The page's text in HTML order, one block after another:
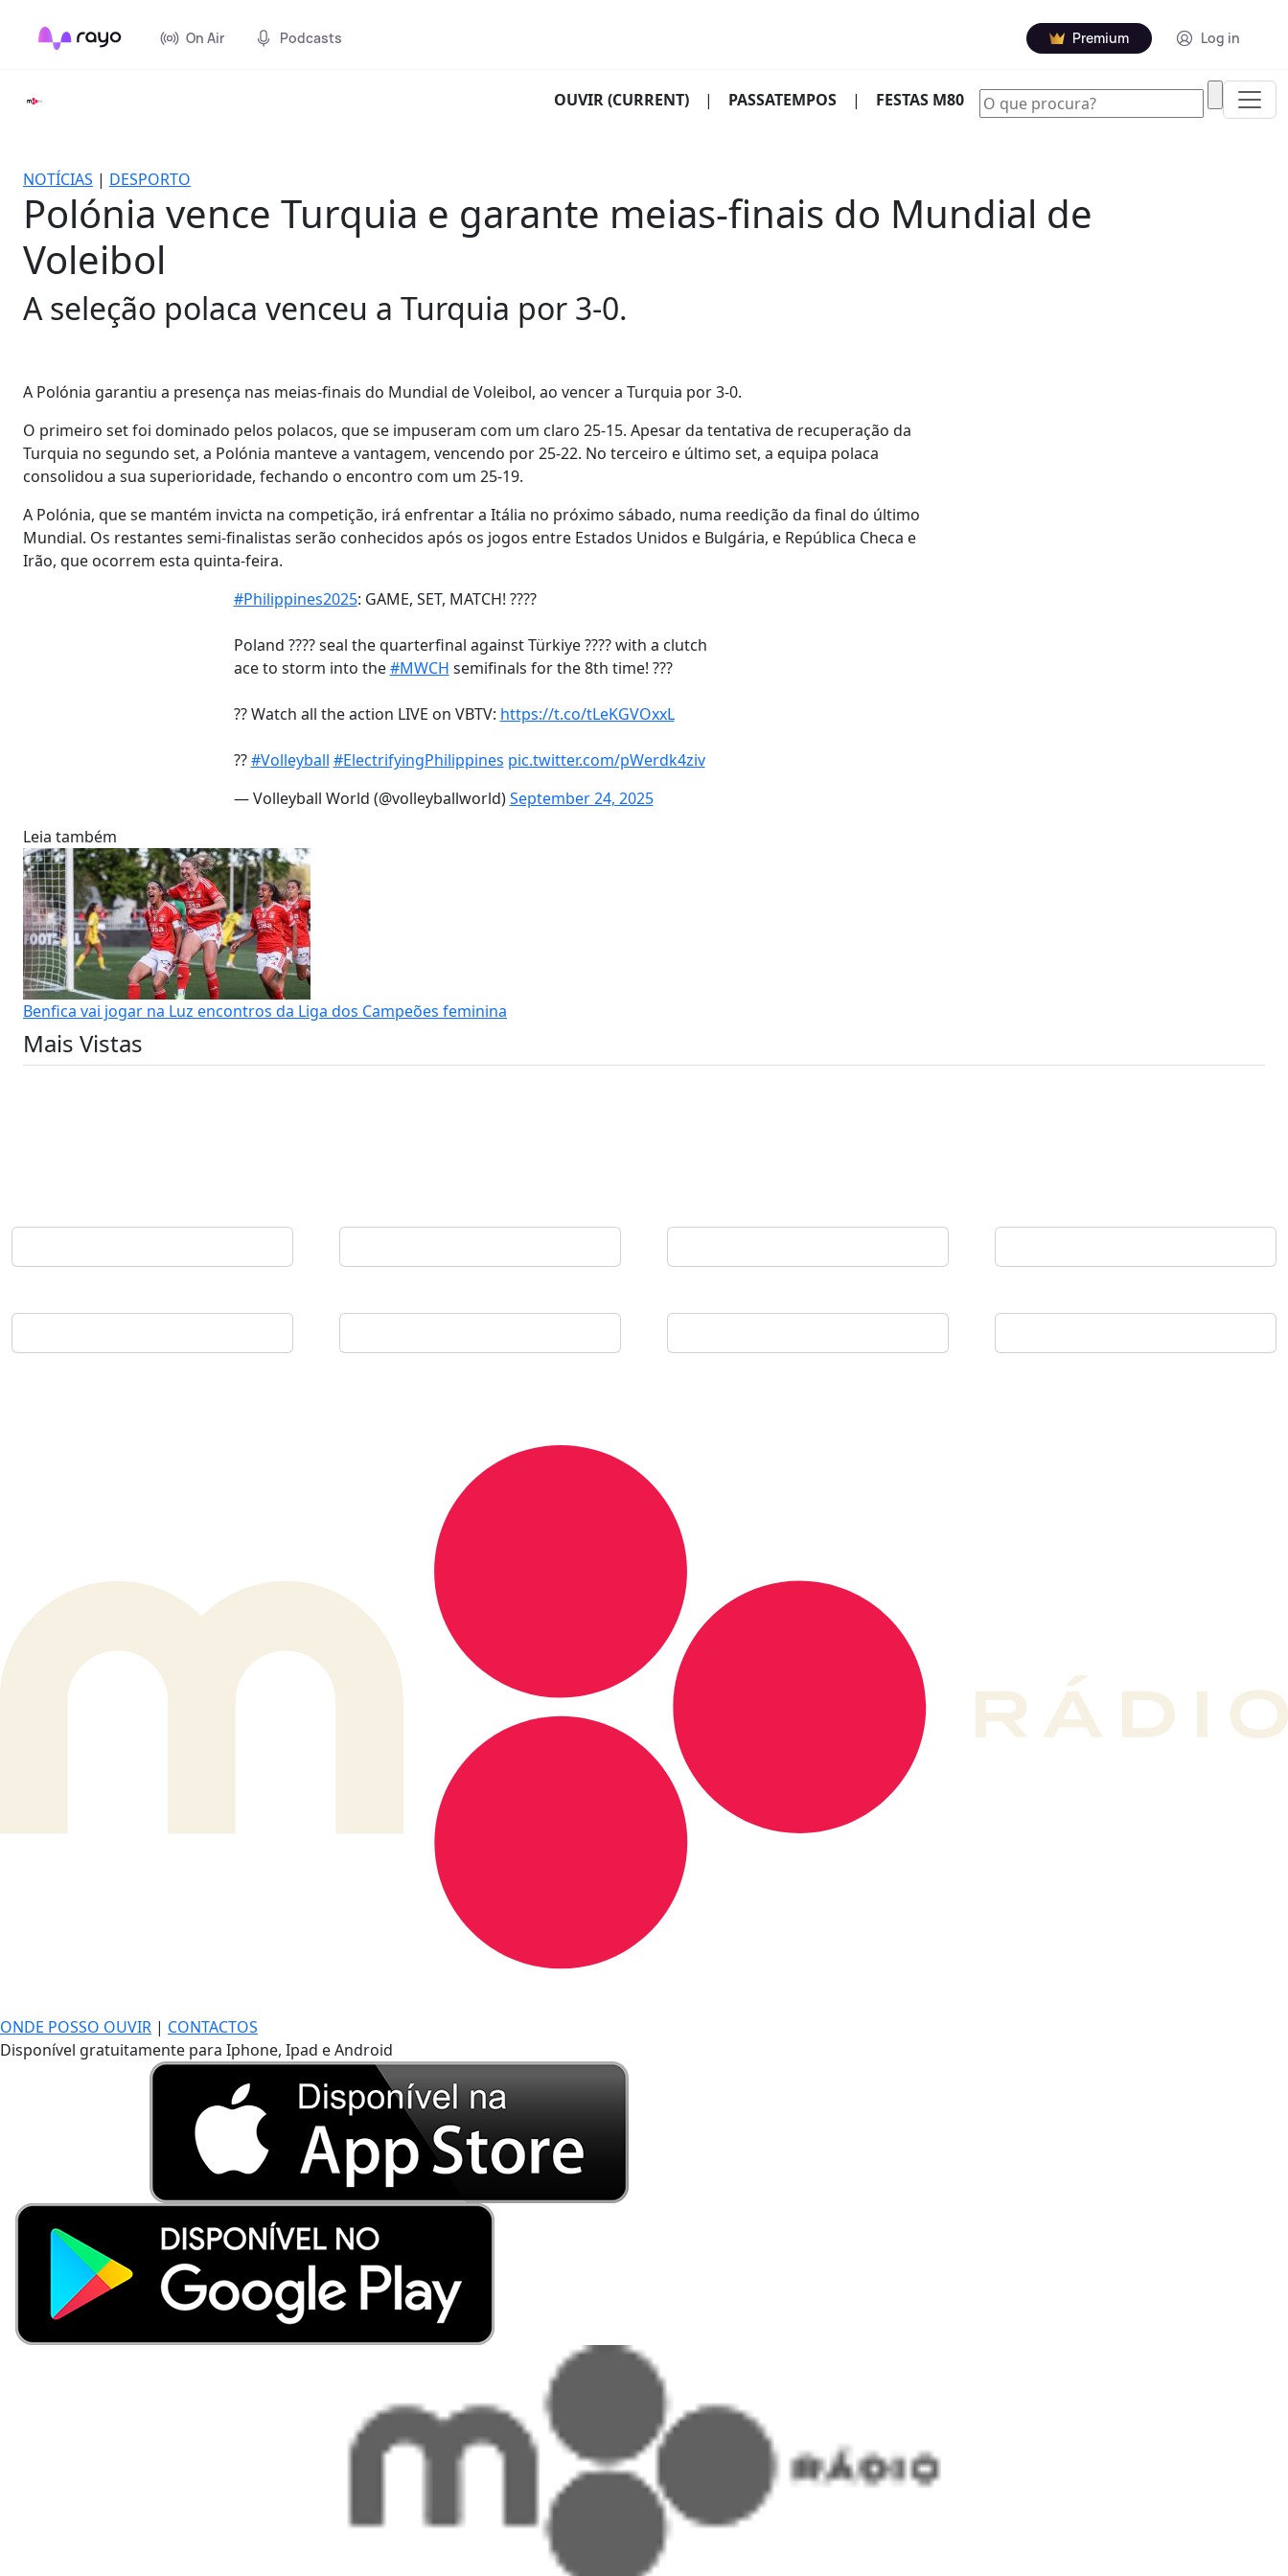
On Air Podcasts Premium Log in
OUVIR(CURRENT) | PASSATEMPOS | FESTAS M80
NOTÍCIAS | DESPORTO
Polónia vence Turquia e garante meias-finais do Mundial de
Voleibol
A seleção polaca venceu a Turquia por 3-0.
A Polónia garantiu a presença nas meias-finais do Mundial de Voleibol, ao vencer a Turquia por 3-0.
O primeiro set foi dominado pelos polacos, que se impuseram com um claro 25-15. Apesar da tentativa de recuperação da
Turquia no segundo set, a Polónia manteve a vantagem, vencendo por 25-22. No terceiro e último set, a equipa polaca
consolidou a sua superioridade, fechando o encontro com um 25-19.
A Polónia, que se mantém invicta na competição, irá enfrentar a Itália no próximo sábado, numa reedição da final do último
Mundial. Os restantes semi-finalistas serão conhecidos após os jogos entre Estados Unidos e Bulgária, e República Checa e
Irão, que ocorrem esta quinta-feira.
#Philippines2025: GAME, SET, MATCH! ????
Poland ???? seal the quarterfinal against Türkiye ???? with a clutch
ace to storm into the#MWCH semifinals for the 8th time! ???
?? Watch all the action LIVE on VBTV: https://t.co/tLeKGVOxxL
??#Volleyball #ElectrifyingPhilippines pic.twitter.com/pWerdk4ziv
— Volleyball World (@volleyballworld)September 24, 2025
Leia também
Benfica vai jogar na Luz encontros da Liga dos Campeões feminina
Mais Vistas
ONDE POSSO OUVIR | CONTACTOS
Disponível gratuitamente para Iphone, Ipad e Android